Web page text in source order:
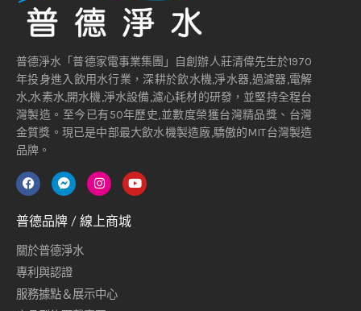
普德淨水「普德家電事業集團」自創辦人莊清偉先生於1970
年投身進入飲用水行業，深耕於飲水機,淨水器,過濾器,電解
水,水素水,開水機,淨水設備,濾心耗材的研發，並堅持全程台
灣製造。至今已有50年歷史,並數度榮獲台灣精品獎、台灣
金質獎。現已是中部最大飲水機製造廠,驕傲的MIT台灣製造
品牌。
普德品牌 / 線上商城
關於普德淨水
專利與認證
服務據點＆展示中心